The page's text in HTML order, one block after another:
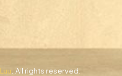
Luu . All rights reserved.